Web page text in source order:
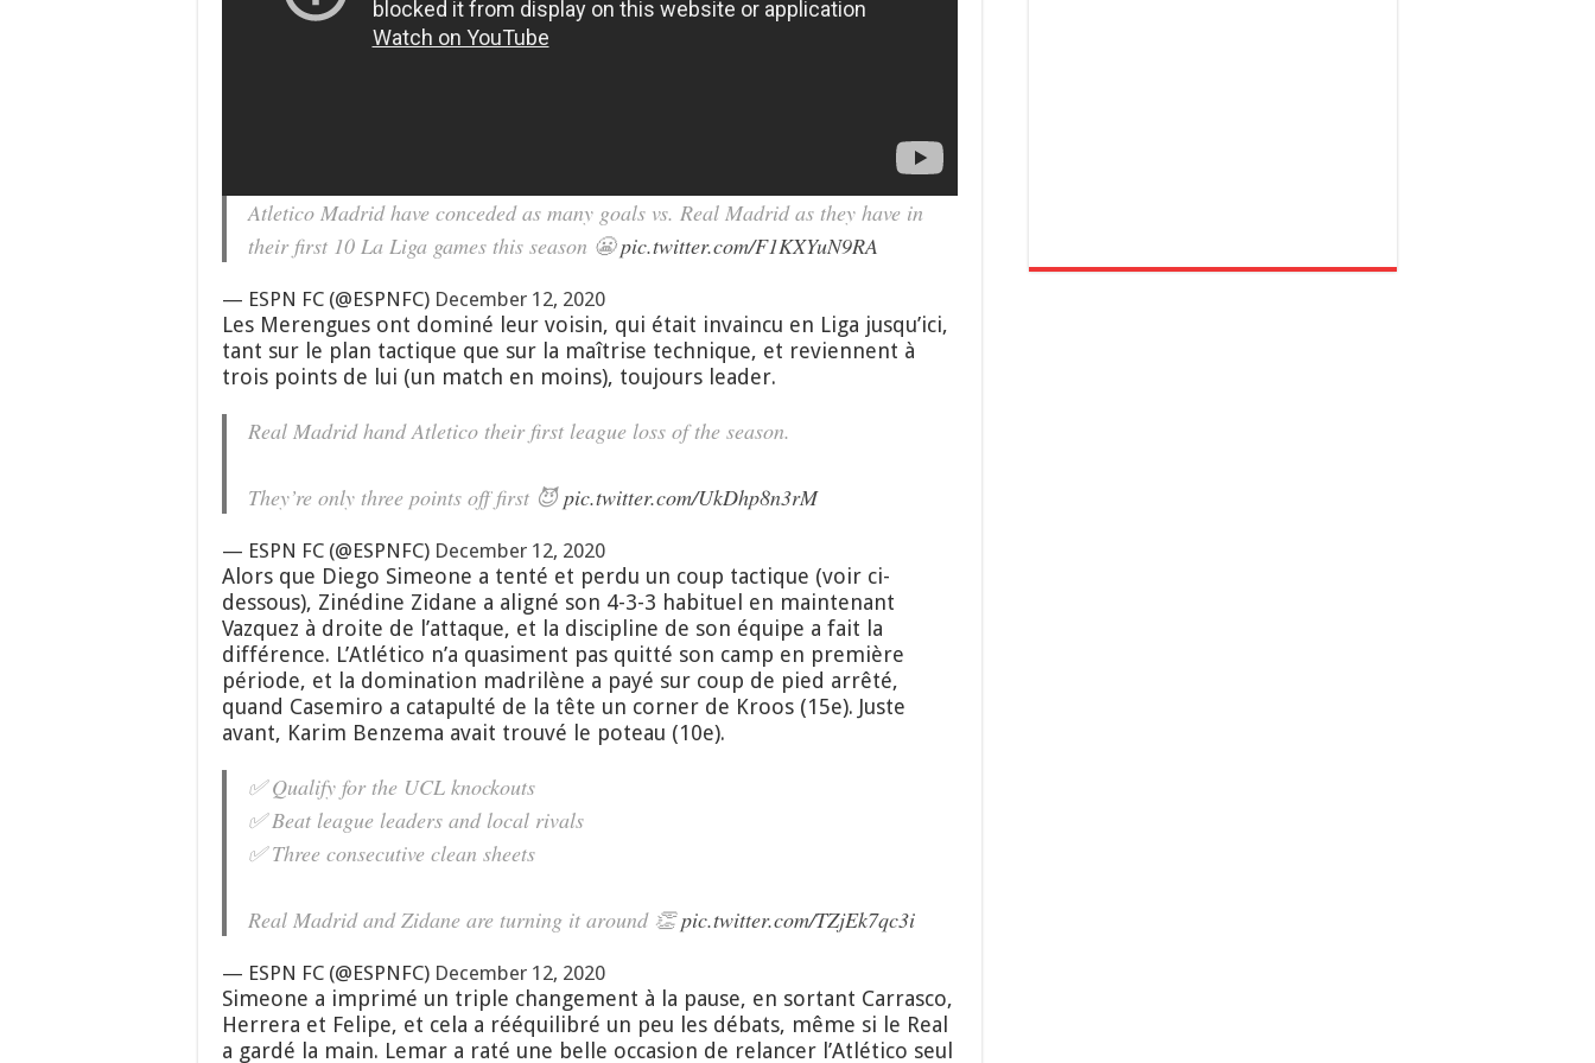
Atletico Madrid have conceded as many goals vs. Real Madrid as they have in
their first 10 La Liga games this season 😬pic.twitter.com/F1KXYuN9RA
— ESPN FC (@ESPNFC) December 12, 2020
Les Merengues ont dominé leur voisin, qui était invaincu en Liga jusqu’ici,
tant sur le plan tactique que sur la maîtrise technique, et reviennent à
trois points de lui (un match en moins), toujours leader.
Real Madrid hand Atletico their first league loss of the season.
They’re only three points off first 😈pic.twitter.com/UkDhp8n3rM
— ESPN FC (@ESPNFC) December 12, 2020
Alors que Diego Simeone a tenté et perdu un coup tactique (voir ci-
dessous), Zinédine Zidane a aligné son 4-3-3 habituel en maintenant
Vazquez à droite de l’attaque, et la discipline de son équipe a fait la
différence. L’Atlético n’a quasiment pas quitté son camp en première
période, et la domination madrilène a payé sur coup de pied arrêté,
quand Casemiro a catapulté de la tête un corner de Kroos (15e). Juste
avant, Karim Benzema avait trouvé le poteau (10e).
✅ Qualify for the UCL knockouts
✅ Beat league leaders and local rivals
✅ Three consecutive clean sheets
Real Madrid and Zidane are turning it around 👏pic.twitter.com/TZjEk7qc3i
— ESPN FC (@ESPNFC) December 12, 2020
Simeone a imprimé un triple changement à la pause, en sortant Carrasco,
Herrera et Felipe, et cela a rééquilibré un peu les débats, même si le Real
a gardé la main. Lemar a raté une belle occasion de relancer l’Atlético seul